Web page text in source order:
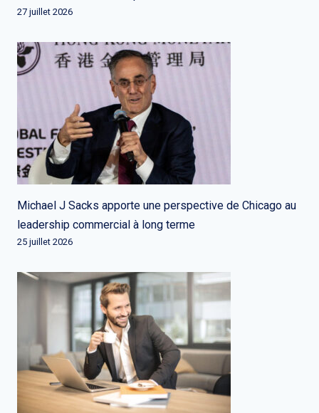
27 juillet 2026
Michael J Sacks apporte une perspective de Chicago au
leadership commercial à long terme
25 juillet 2026